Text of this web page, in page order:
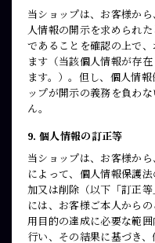
当ショップは、お客様か
人情報の開示を求められ
であることを確認の上で
ます（当該個人情報が存
ます。）。但し、個人情
ップが開示の義務を負わ
ん。
9. 個人情報の訂正等
当ショップは、お客様か
によって、個人情報保護
加又は削除（以下「訂正
には、お客様ご本人から
用目的の達成に必要な範
行い、その結果に基づき